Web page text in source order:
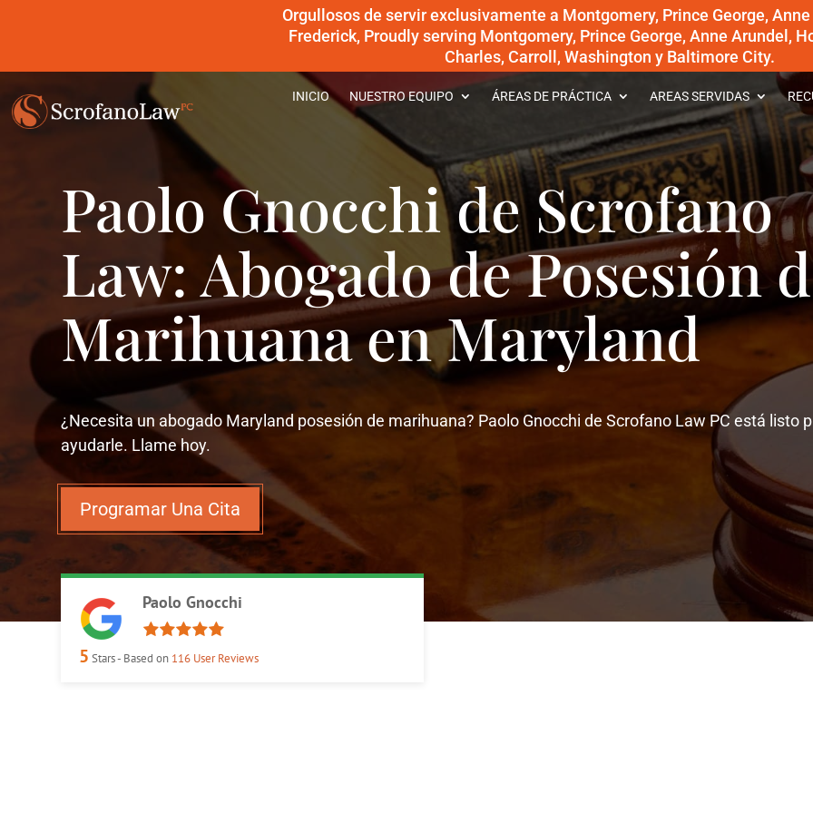
Orgullosos de servir exclusivamente a Montgomery, Prince George,
Frederick, Proudly serving Montgomery, Prince George, Anne Arundel,
Charles, Carroll, Washington y Baltimore City.
INICIO NUESTRO EQUIPO ÁREAS DE PRÁCTICA AREAS SERVIDAS
Paolo Gnocchi de Scrofano
Law: Abogado de Posesión
Marihuana en Maryland
¿Necesita un abogado Maryland posesión de marihuana? Paolo Gnocchi de Scrofano Law PC está listo
ayudarle. Llame hoy.
Programar Una Cita
Paolo Gnocchi
5 Stars - Based on 116 User Reviews